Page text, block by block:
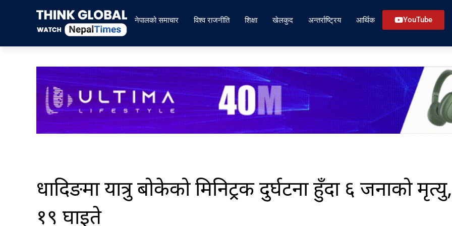
नेपालको समाचार विश्व राजनीति शिक्षा खेलकुद अन्तर्राष्ट्रिय आर्थिक YouTube
धादिङमा यात्रु बोकेको मिनिट्रक दुर्घटना हुँदा ६ जनाको मृत्यु,
१९ घाइते